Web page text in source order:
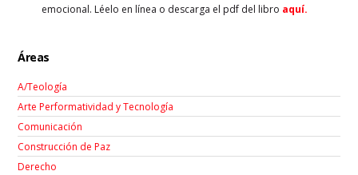
emocional. Léelo en línea o descarga el pdf del libro aquí.
Áreas
A/Teología
Arte Performatividad y Tecnología
Comunicación
Construcción de Paz
Derecho